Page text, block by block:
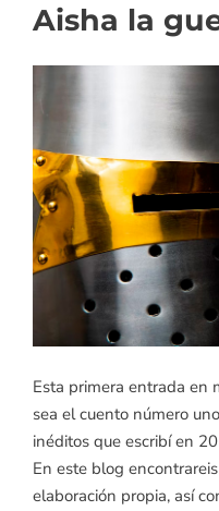
Aisha la
Esta primera entrada en
sea el cuento número
inéditos que escribí en
En este blog
elaboración propia, así